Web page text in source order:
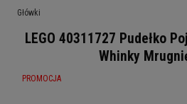
Główki
LEGO 40311727 Pudełko
Whinky
PROMOCJA